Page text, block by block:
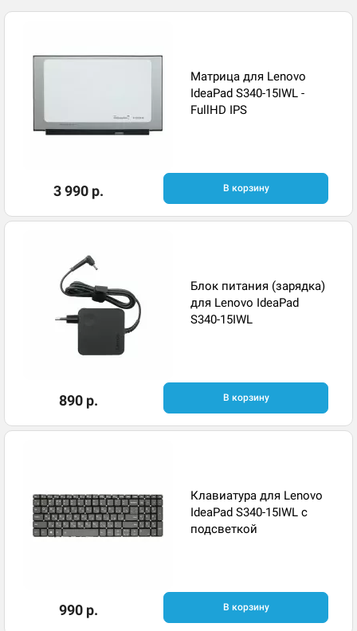
Матрица для Lenovo
IdeaPad S340-15IWL -
FullHD IPS
3 990 р. В корзину
Блок питания (зарядка)
для Lenovo IdeaPad
S340-15IWL
890 р. В корзину
Клавиатура для Lenovo
IdeaPad S340-15IWL с
подсветкой
990 р. В корзину